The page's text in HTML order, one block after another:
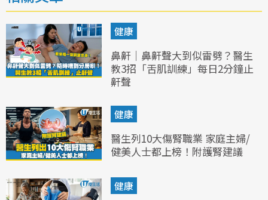
健康
鼻鼾｜鼻鼾聲大到似雷劈？醫生
教3招「舌肌訓練」每日2分鐘止
鼾聲
健康
醫生列10大傷腎職業 家庭主婦/
健美人士都上榜！附護腎建議
健康